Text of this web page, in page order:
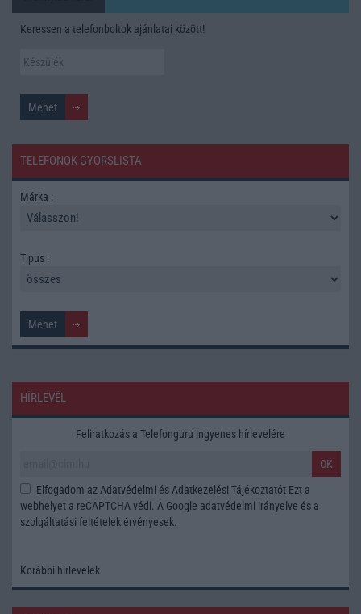
Keressen a telefonboltok ajánlatai között!
TELEFONOK GYORSLISTA
Márka :
Tipus :
HÍRLEVÉL
Feliratkozás a Telefonguru ingyenes hírlevelére
OK
Elfogadom az Adatvédelmi és Adatkezelési Tájékoztatót
webhelyet a reCAPTCHA védi. A Google adatvédelmi irányelve és a
szolgáltatási feltételek érvényesek.
Korábbi hírlevelek